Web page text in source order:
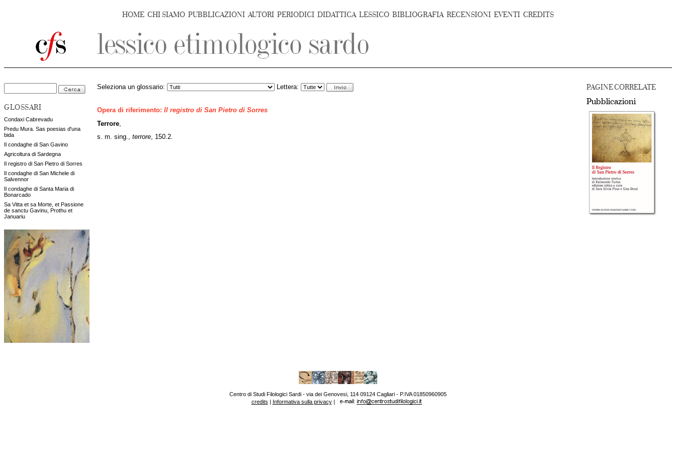
HOME CHI SIAMO PUBBLICAZIONI AUTORI PERIODICI DIDATTICA LESSICO BIBLIOGRAFIA RECENSIONI EVENTI CREDITS
GLOSSARI
Condaxi Cabrevadu
Predu Mura. Sas poesias d'una
bida
Il condaghe di San Gavino
Agricoltura di Sardegna
Il registro di San Pietro di Sorres
Il condaghe di San Michele di
Salvennor
Il condaghe di Santa Maria di
Bonarcado
Sa Vitta et sa Morte, et Passione
de sanctu Gavinu, Prothu et
Januariu
PAGINE CORRELATE
Pubblicazioni
Seleziona un glossario: Lettera:
Opera di riferimento: Il registro di San Pietro di Sorres
Terrore
s. m. sing., terrore, 150.2.
Centro di Studi Filologici Sardi - via dei Genovesi, 114 09124 Cagliari - P.IVA 01850960905
credits | Informativa sulla privacy|